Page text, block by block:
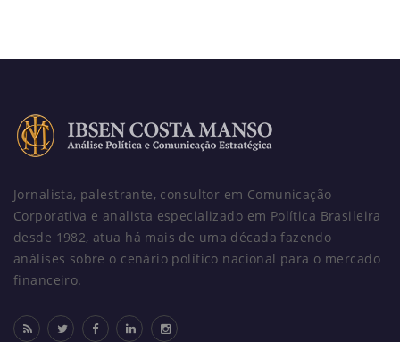
Jornalista, palestrante, consultor em Comunicação
Corporativa e analista especializado em Política Brasileira
desde 1982, atua há mais de uma década fazendo
análises sobre o cenário político nacional para o mercado
financeiro.